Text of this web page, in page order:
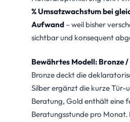
% Umsatzwachstum bei
Aufwand – weil bisher
sichtbar und konsequent
Bewährtes Modell: Bronze
Bronze deckt die
Silber ergänzt die kurze Tür-
Beratung, Gold enthält eine
Beratungsstunde pro Monat.